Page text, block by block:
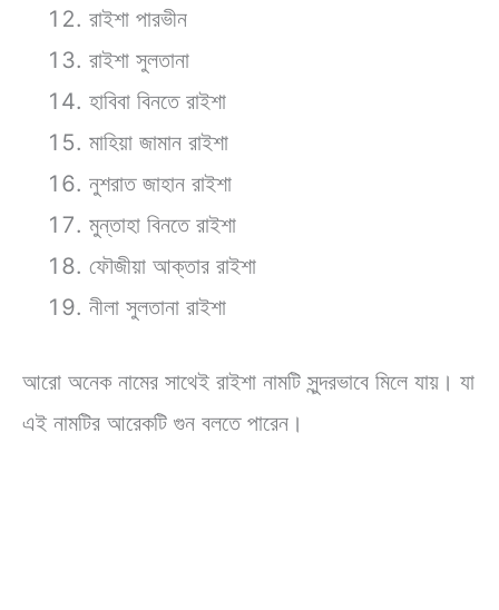
রাইশা পারভীন
রাইশা সুলতানা
হাবিবা বিনতে রাইশা
মাহিয়া জামান রাইশা
নুশরাত জাহান রাইশা
মুন্তাহা বিনতে রাইশা
ফৌজীয়া আক্তার রাইশা
নীলা সুলতানা রাইশা
আরো অনেক নামের সাথেই রাইশা নামটি সুন্দরভাবে মিলে যায়। যা
এই নামটির আরেকটি গুন বলতে পারেন।